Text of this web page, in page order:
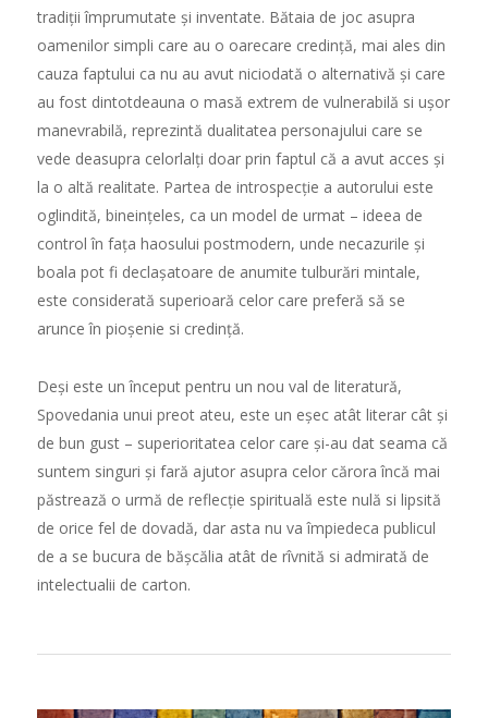
tradiții împrumutate și inventate. Bătaia de joc asupra
oamenilor simpli care au o oarecare credință, mai ales din
cauza faptului ca nu au avut niciodată o alternativă și care
au fost dintotdeauna o masă extrem de vulnerabilă si ușor
manevrabilă, reprezintă dualitatea personajului care se
vede deasupra celorlalți doar prin faptul că a avut acces și
la o altă realitate. Partea de introspecție a autorului este
oglindită, bineințeles, ca un model de urmat – ideea de
control în fața haosului postmodern, unde necazurile și
boala pot fi declașatoare de anumite tulburări mintale,
este considerată superioară celor care preferă să se
arunce în pioșenie si credință.
Deși este un început pentru un nou val de literatură,
Spovedania unui preot ateu, este un eșec atât literar cât și
de bun gust – superioritatea celor care și-au dat seama că
suntem singuri și fară ajutor asupra celor cărora încă mai
păstrează o urmă de reflecție spirituală este nulă si lipsită
de orice fel de dovadă, dar asta nu va împiedeca publicul
de a se bucura de bășcălia atât de rîvnită si admirată de
intelectualii de carton.